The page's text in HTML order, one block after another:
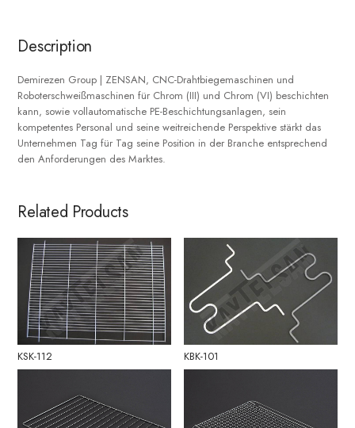
Description
Demirezen Group | ZENSAN, CNC-Drahtbiegemaschinen und
Roboterschweißmaschinen für Chrom (III) und Chrom (VI) beschichten
kann, sowie vollautomatische PE-Beschichtungsanlagen, sein
kompetentes Personal und seine weitreichende Perspektive stärkt das
Unternehmen Tag für Tag seine Position in der Branche entsprechend
den Anforderungen des Marktes.
Related Products
KSK-112 KBK-101